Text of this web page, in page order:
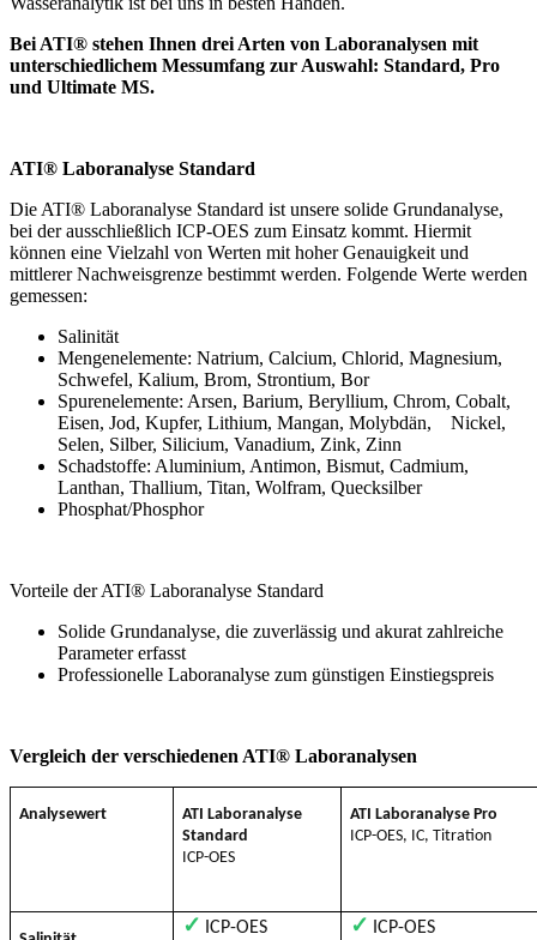
Bei ATI® stehen Ihnen drei Arten von Laboranalysen mit
unterschiedlichem Messumfang zur Auswahl: Standard, Pro
und Ultimate MS.
ATI® Laboranalyse Standard
Die ATI® Laboranalyse Standard ist unsere solide Grundanalyse,
bei der ausschließlich ICP-OES zum Einsatz kommt. Hiermit
können eine Vielzahl von Werten mit hoher Genauigkeit und
mittlerer Nachweisgrenze bestimmt werden. Folgende Werte werden
gemessen:
Salinität
Mengenelemente: Natrium, Calcium, Chlorid, Magnesium,
Schwefel, Kalium, Brom, Strontium, Bor
Spurenelemente: Arsen, Barium, Beryllium, Chrom, Cobalt,
Eisen, Jod, Kupfer, Lithium, Mangan, Molybdän, Nickel,
Selen, Silber, Silicium, Vanadium, Zink, Zinn
Schadstoffe: Aluminium, Antimon, Bismut, Cadmium,
Lanthan, Thallium, Titan, Wolfram, Quecksilber
Phosphat/Phosphor
Vorteile der ATI® Laboranalyse Standard
Solide Grundanalyse, die zuverlässig und akurat zahlreiche
Parameter erfasst
Professionelle Laboranalyse zum günstigen Einstiegspreis
Vergleich der verschiedenen ATI® Laboranalysen
Analysewert
ATI Laboranalyse
Standard
ICP-OES
ATI Laboranalyse Pro
ICP-OES, IC, Titration
✓ ICP-OES ✓ ICP-OES